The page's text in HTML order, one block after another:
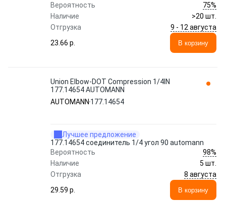
Вероятность
75%
Наличие
>20 шт.
Отгрузка
9 - 12 августа
23.66 p.
В корзину
Union Elbow-DOT Compression 1/4IN
177.14654 AUTOMANN
AUTOMANN 177.14654
Лучшее предложение
177.14654 соединитель 1/4 угол 90 automann
Вероятность
98%
Наличие
5 шт.
Отгрузка
8 августа
29.59 p.
В корзину